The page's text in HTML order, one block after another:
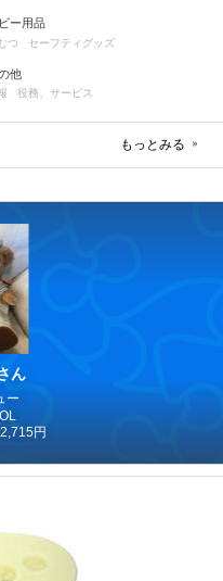
ー用品
つ セーフティグッズ
他
役務、サービス
もっとみる
ん
ー
円